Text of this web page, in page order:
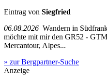
Eintrag von Siegfried
06.08.2026 Wandern in
möchte mit mir den GR52 -
Mercantour, Alpes...
» zur Bergpartner-Suche
Anzeige